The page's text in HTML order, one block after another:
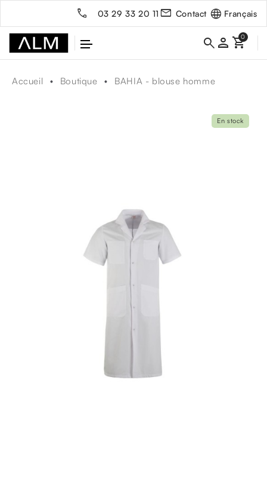
03 29 33 20 11 Contact Français
person
Accueil Boutique BAHIA - blouse homme
En stock